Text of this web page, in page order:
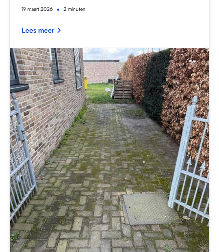
19 maart 2026 • 2 minuten
Lees meer